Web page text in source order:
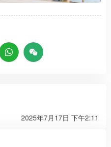
2025年7月17日 下午2:11